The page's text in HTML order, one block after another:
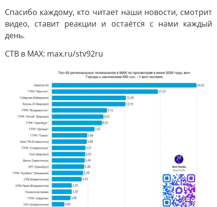
Спасибо каждому, кто читает наши новости, смотрит
видео, ставит реакции и остаётся с нами каждый
день.
СТВ в MAX: max.ru/stv92ru